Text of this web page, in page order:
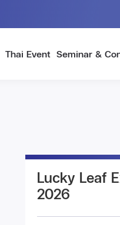
Thai Event Seminar &
Lucky Leaf
2026